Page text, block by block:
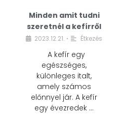
Minden amit tudni
szeretnél a kefírről
2023.12.21. • Étkezés
A kefír egy
egészséges,
különleges italt,
amely számos
előnnyel jár. A kefír
egy évezredek …